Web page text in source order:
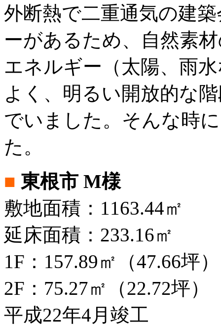
外断熱で二重通気の建
ーがあるため、自然素
エネルギー（太陽、雨
よく、明るい開放的な
でいました。そんな時
た。
■ 東根市 M様
敷地面積：1163.44㎡
延床面積：233.16㎡
1F：157.89㎡（47.66坪）
2F：75.27㎡（22.72坪）
平成22年4月竣工